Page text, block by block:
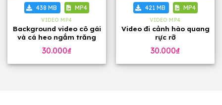
438 MB MP4
VIDEO MP4
Background video cô gái
và cá heo ngắm trăng
30.000₫
421 MB MP4
VIDEO MP4
Video đi cảnh hào quang
rực rỡ
30.000₫